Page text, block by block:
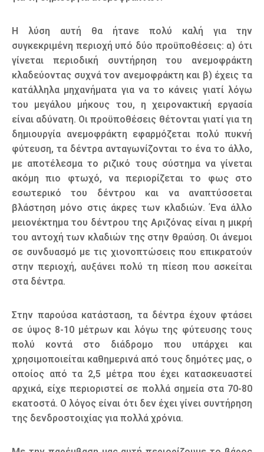
Η λύση αυτή θα ήτανε πολύ καλή για την
συγκεκριμένη περιοχή υπό δύο προϋποθέσεις: α) ότι
γίνεται περιοδική συντήρηση του ανεμοφράκτη
κλαδεύοντας συχνά τον ανεμοφράκτη και β) έχεις τα
κατάλληλα μηχανήματα για να το κάνεις γιατί λόγω
του μεγάλου μήκους του, η χειρονακτική εργασία
είναι αδύνατη. Οι προϋποθέσεις θέτονται γιατί για τη
δημιουργία ανεμοφράκτη εφαρμόζεται πολύ πυκνή
φύτευση, τα δέντρα ανταγωνίζονται το ένα το άλλο,
με αποτέλεσμα το ριζικό τους σύστημα να γίνεται
ακόμη πιο φτωχό, να περιορίζεται το φως στο
εσωτερικό του δέντρου και να αναπτύσσεται
βλάστηση μόνο στις άκρες των κλαδιών. Ένα άλλο
μειονέκτημα του δέντρου της Αριζόνας είναι η μικρή
του αντοχή των κλαδιών της στην θραύση. Οι άνεμοι
σε συνδυασμό με τις χιονοπτώσεις που επικρατούν
στην περιοχή, αυξάνει πολύ τη πίεση που ασκείται
στα δέντρα.
Στην παρούσα κατάσταση, τα δέντρα έχουν φτάσει
σε ύψος 8-10 μέτρων και λόγω της φύτευσης τους
πολύ κοντά στο διάδρομο που υπάρχει και
χρησιμοποιείται καθημερινά από τους δημότες μας, ο
οποίος από τα 2,5 μέτρα που έχει κατασκευαστεί
αρχικά, είχε περιοριστεί σε πολλά σημεία στα 70-80
εκατοστά. Ο λόγος είναι ότι δεν έχει γίνει συντήρηση
της δενδροστοιχίας για πολλά χρόνια.